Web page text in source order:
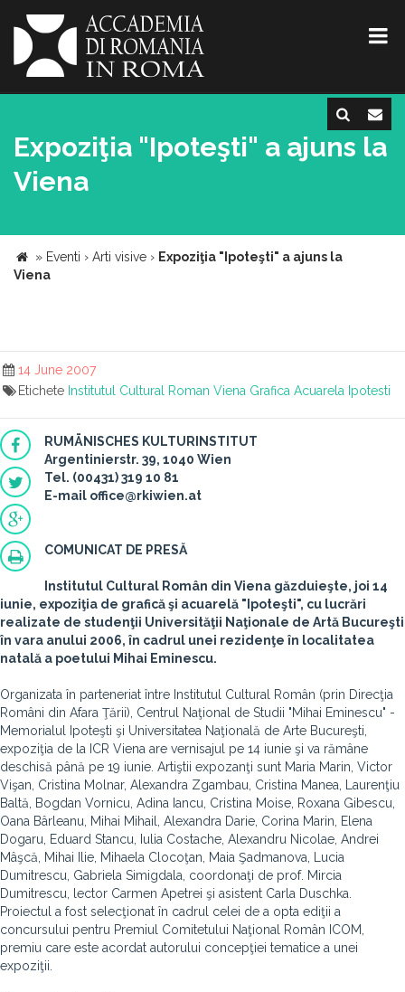
Expoziţia "Ipoteşti" a ajuns la
Viena
» Eventi › Arti visive › Expoziţia "Ipoteşti" a ajuns la
Viena
14 June 2007
Etichete Institutul Cultural Roman Viena Grafica Acuarela Ipotesti
RUMÄNISCHES KULTURINSTITUT
Argentinierstr. 39, 1040 Wien
Tel. (00431) 319 10 81
E-mail office@rkiwien.at
COMUNICAT DE PRESĂ
Institutul Cultural Român din Viena găzduieşte, joi 14
iunie, expoziţia de grafică şi acuarelă "Ipoteşti", cu lucrări
realizate de studenţii Universităţii Naţionale de Artă Bucureşti
în vara anului 2006, în cadrul unei rezidenţe în localitatea
natală a poetului Mihai Eminescu.
Organizata în parteneriat între Institutul Cultural Român (prin Direcţia
Români din Afara Ţării), Centrul Naţional de Studii "Mihai Eminescu" -
Memorialul Ipoteşti şi Universitatea Naţională de Arte Bucureşti,
expoziţia de la ICR Viena are vernisajul pe 14 iunie şi va rămâne
deschisă până pe 19 iunie. Artiştii expozanţi sunt Maria Marin, Victor
Vişan, Cristina Molnar, Alexandra Zgambau, Cristina Manea, Laurenţiu
Baltă, Bogdan Vornicu, Adina Iancu, Cristina Moise, Roxana Gibescu,
Oana Bârleanu, Mihai Mihail, Alexandra Darie, Corina Marin, Elena
Dogaru, Eduard Stancu, Iulia Costache, Alexandru Nicolae, Andrei
Mâşcă, Mihai Ilie, Mihaela Clocoţan, Maia Şadmanova, Lucia
Dumitrescu, Gabriela Simigdala, coordonaţi de prof. Mircia
Dumitrescu, lector Carmen Apetrei şi asistent Carla Duschka.
Proiectul a fost selecţionat în cadrul celei de a opta ediţii a
concursului pentru Premiul Comitetului Naţional Român ICOM,
premiu care este acordat autorului concepţiei tematice a unei
expoziţii.